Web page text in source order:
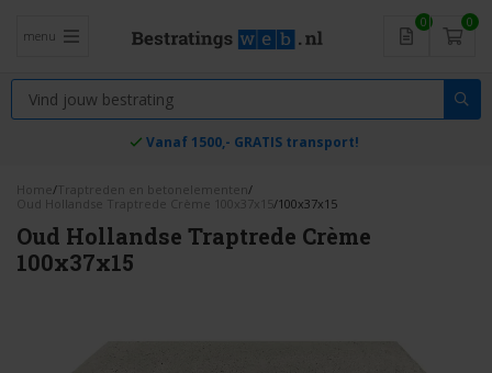
menu
0 0
Vanaf 1500,- GRATIS transport!
Home / Traptreden en betonelementen /
Oud Hollandse Traptrede Crème 100x37x15/100x37x15
Oud Hollandse Traptrede Crème
100x37x15